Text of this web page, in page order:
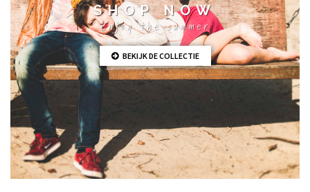
SHOP NOW
Enjoy the summer
BEKIJK DE COLLECTIE